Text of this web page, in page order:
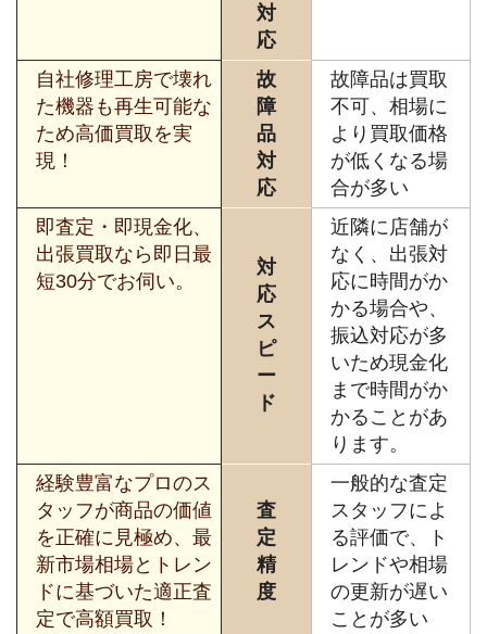
対
応
自社修理工房で壊れ
た機器も再生可能な
ため高価買取を実
現！
故
障
品
対
応
故障品は買取
不可、相場に
より買取価格
が低くなる場
合が多い
即査定・即現金化、
出張買取なら即日最
短30分でお伺い。
対
応
ス
ピ
ー
ド
近隣に店舗が
なく、出張対
応に時間がか
かる場合や、
振込対応が多
いため現金化
まで時間がか
かることがあ
ります。
経験豊富なプロのス
タッフが商品の価値
を正確に見極め、最
新市場相場とトレン
ドに基づいた適正査
定で高額買取！
査
定
精
度
一般的な査定
スタッフによ
る評価で、ト
レンドや相場
の更新が遅い
ことが多い